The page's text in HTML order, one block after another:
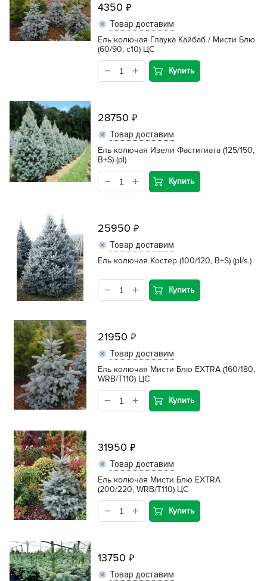
4350
Товар доставим
Ель колючая Глаука Кайбаб / Мисти Блю
(60/90, с10) ЦС
Купить
28750
Товар доставим
Ель колючая Изели Фастигиата (125/150,
B+S) (pl)
Купить
25950
Товар доставим
Ель колючая Костер (100/120, B+S) (pl/s.)
Купить
21950
Товар доставим
Ель колючая Мисти Блю EXTRA (160/180,
WRB/Т110) ЦС
Купить
31950
Товар доставим
Ель колючая Мисти Блю EXTRA
(200/220, WRB/Т110) ЦС
Купить
13750
Товар доставим